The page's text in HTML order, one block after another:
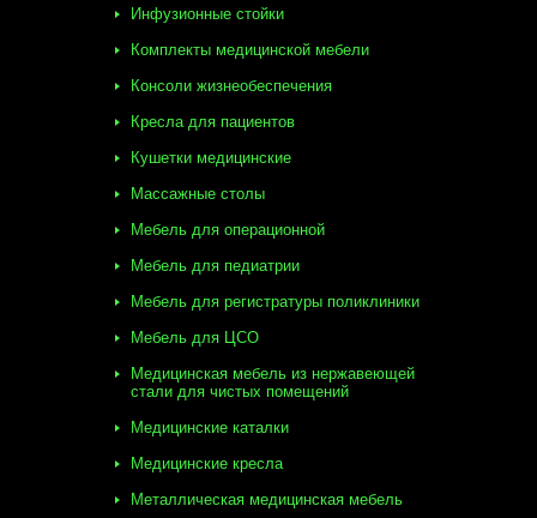
Инфузионные стойки
Комплекты медицинской мебели
Консоли жизнеобеспечения
Кресла для пациентов
Кушетки медицинские
Массажные столы
Мебель для операционной
Мебель для педиатрии
Мебель для регистратуры поликлиники
Мебель для ЦСО
Медицинская мебель из нержавеющей
стали для чистых помещений
Медицинские каталки
Медицинские кресла
Металлическая медицинская мебель